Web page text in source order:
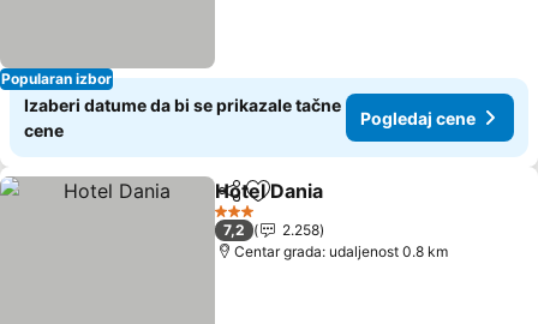
Popularan izbor
Izaberi datume da bi se prikazale tačne
cene
Pogledaj cene
Deli Dodati u favorite
Hotel Dania
3 Zvezdice
7,2
2.258
Centar grada: udaljenost 0.8 km